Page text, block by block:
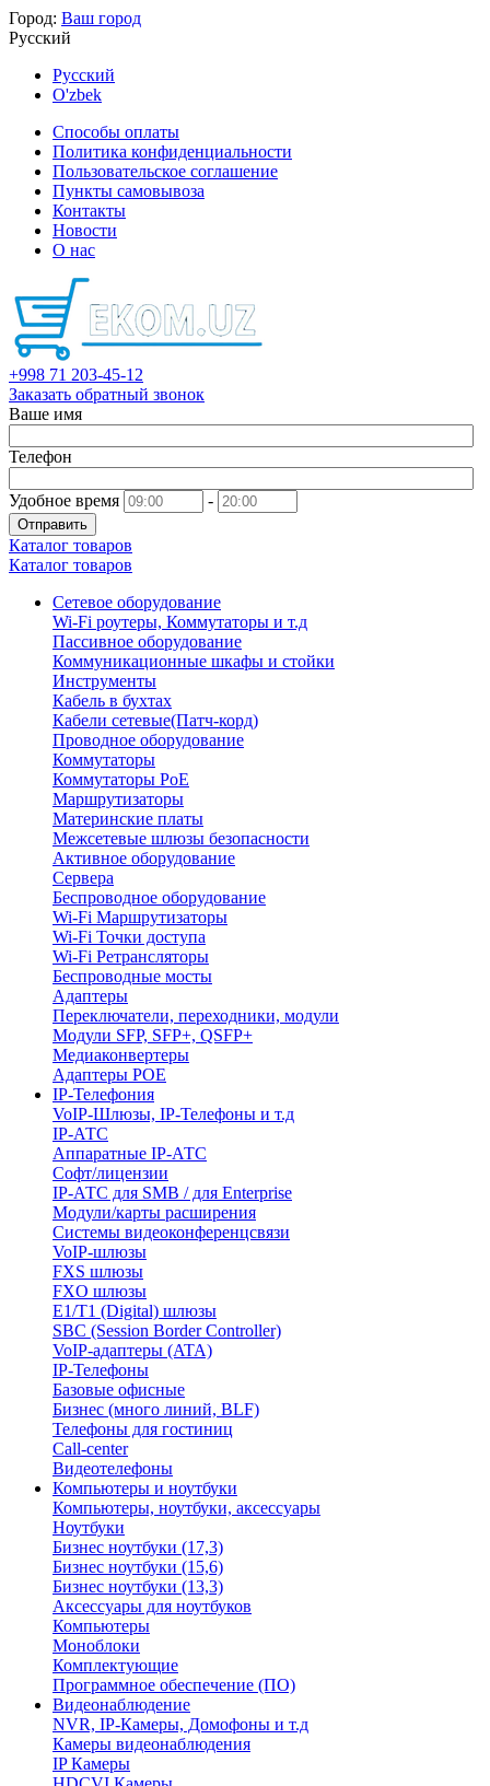
Город: Ваш город
Русский
Русский
O'zbek
Способы оплаты
Политика конфиденциальности
Пользовательское соглашение
Пункты самовывоза
Контакты
Новости
О нас
+998 71 203-45-12
Заказать обратный звонок
Ваше имя
Телефон
Удобное время -
Отправить
Каталог товаров
Каталог товаров
Сетевое оборудование
Wi-Fi роутеры, Коммутаторы и т.д
Пассивное оборудование
Коммуникационные шкафы и стойки
Инструменты
Кабель в бухтах
Кабели сетевые(Патч-корд)
Проводное оборудование
Коммутаторы
Коммутаторы PoE
Маршрутизаторы
Материнские платы
Межсетевые шлюзы безопасности
Активное оборудование
Сервера
Беспроводное оборудование
Wi-Fi Маршрутизаторы
Wi-Fi Точки доступа
Wi-Fi Ретрансляторы
Беспроводные мосты
Адаптеры
Переключатели, переходники, модули
Модули SFP, SFP+, QSFP+
Медиаконвертеры
Адаптеры POE
IP-Телефония
VoIP-Шлюзы, IP-Телефоны и т.д
IP-АТС
Аппаратные IP-АТС
Софт/лицензии
IP-АТС для SMB / для Enterprise
Модули/карты расширения
Системы видеоконференцсвязи
VoIP-шлюзы
FXS шлюзы
FXO шлюзы
E1/T1 (Digital) шлюзы
SBC (Session Border Controller)
VoIP-адаптеры (ATA)
IP-Телефоны
Базовые офисные
Бизнес (много линий, BLF)
Телефоны для гостиниц
Call-center
Видеотелефоны
Компьютеры и ноутбуки
Компьютеры, ноутбуки, аксессуары
Ноутбуки
Бизнес ноутбуки (17,3)
Бизнес ноутбуки (15,6)
Бизнес ноутбуки (13,3)
Аксессуары для ноутбуков
Компьютеры
Моноблоки
Комплектующие
Программное обеспечение (ПО)
Видеонаблюдение
NVR, IP-Камеры, Домофоны и т.д
Камеры видеонаблюдения
IP Камеры